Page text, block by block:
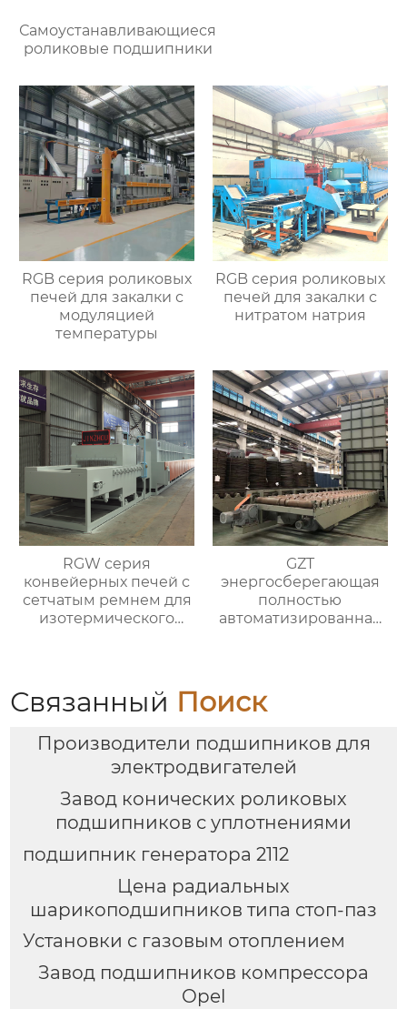
Самоустанавливающиеся
роликовые подшипники
RGB серия роликовых
печей для закалки с
модуляцией
температуры
RGB серия роликовых
печей для закалки с
нитратом натрия
RGW серия
конвейерных печей с
сетчатым ремнем для
изотермического
GZT
энергосберегающая
полностью
автоматизированная
Связанный Поиск
Производители подшипников для
электродвигателей
Завод конических роликовых
подшипников с уплотнениями
подшипник генератора 2112
Цена радиальных
шарикоподшипников типа стоп-паз
Установки с газовым отоплением
Завод подшипников компрессора
Opel